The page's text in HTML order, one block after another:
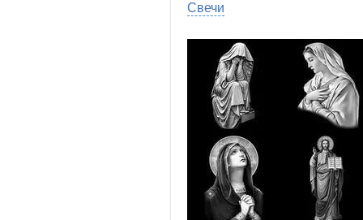
Свечи